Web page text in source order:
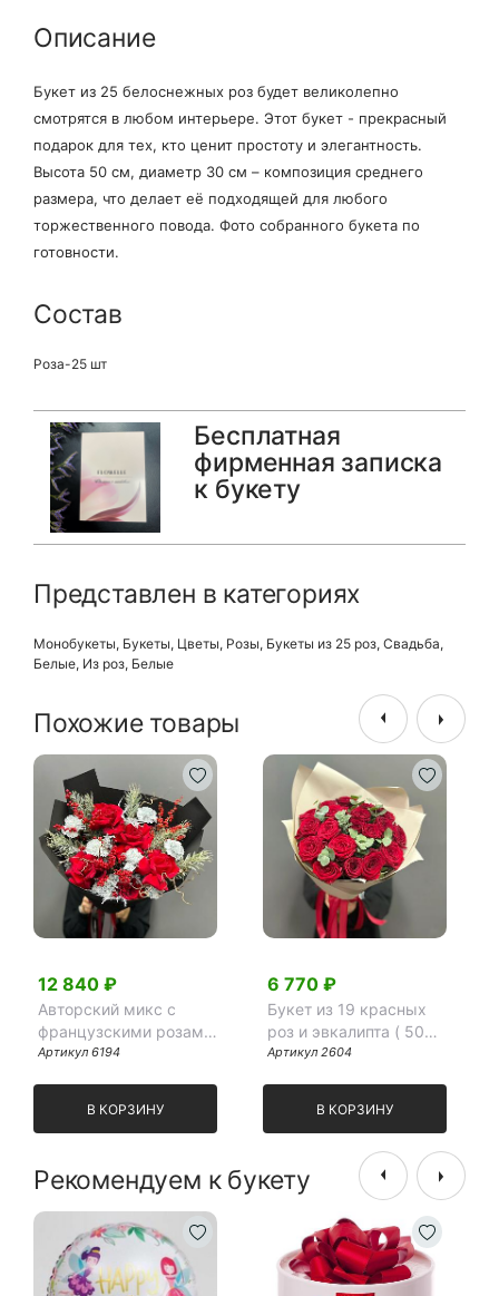
Описание
Букет из 25 белоснежных роз будет великолепно
смотрятся в любом интерьере. Этот букет - прекрасный
подарок для тех, кто ценит простоту и элегантность.
Высота 50 см, диаметр 30 см – композиция среднего
размера, что делает её подходящей для любого
торжественного повода. Фото собранного букета по
готовности.
Состав
Роза-25 шт
Бесплатная
фирменная записка
к букету
Представлен в категориях
Монобукеты, Букеты, Цветы, Розы, Букеты из 25 роз, Свадьба,
Белые, Из роз, Белые
Похожие товары
12 840 ₽
Авторский микс с
французскими розами
в черном фоамране
Артикул 6194
В КОРЗИНУ
6 770 ₽
Букет из 19 красных
роз и эвкалипта ( 50
см)
Артикул 2604
В КОРЗИНУ
Рекомендуем к букету